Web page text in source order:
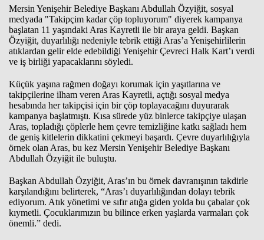
Mersin Yenişehir Belediye Başkanı Abdullah Özyiğit, sosyal
medyada "Takipçim kadar çöp topluyorum" diyerek kampanya
başlatan 11 yaşındaki Aras Kayretli ile bir araya geldi. Başkan
Özyiğit, duyarlılığı nedeniyle tebrik ettiği Aras’a Yenişehirlilerin
atıklardan gelir elde edebildiği Yenişehir Çevreci Halk Kart’ı verdi
ve iş birliği yapacaklarını söyledi.
Küçük yaşına rağmen doğayı korumak için yaşıtlarına ve
takipçilerine ilham veren Aras Kayretli, açtığı sosyal medya
hesabında her takipçisi için bir çöp toplayacağını duyurarak
kampanya başlatmıştı. Kısa sürede yüz binlerce takipçiye ulaşan
Aras, topladığı çöplerle hem çevre temizliğine katkı sağladı hem
de geniş kitlelerin dikkatini çekmeyi başardı. Çevre duyarlılığıyla
örnek olan Aras, bu kez Mersin Yenişehir Belediye Başkanı
Abdullah Özyiğit ile buluştu.
Başkan Abdullah Özyiğit, Aras’ın bu örnek davranışının takdirle
karşılandığını belirterek, “Aras’ı duyarlılığından dolayı tebrik
ediyorum. Atık yönetimi ve sıfır atığa giden yolda bu çabalar çok
kıymetli. Çocuklarımızın bu bilince erken yaşlarda varmaları çok
önemli.” dedi.